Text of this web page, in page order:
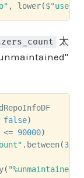
, lower($
太
false)
<= 90000)
. between(30
( "%unmaintained%"